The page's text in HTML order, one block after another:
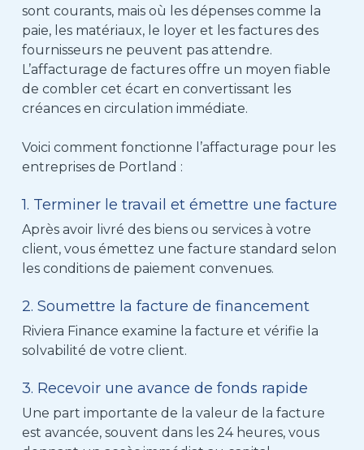
sont courants, mais où les dépenses comme la
paie, les matériaux, le loyer et les factures des
fournisseurs ne peuvent pas attendre.
L’affacturage de factures offre un moyen fiable
de combler cet écart en convertissant les
créances en circulation immédiate.
Voici comment fonctionne l’affacturage pour les
entreprises de Portland :
1. Terminer le travail et émettre une facture
Après avoir livré des biens ou services à votre
client, vous émettez une facture standard selon
les conditions de paiement convenues.
2. Soumettre la facture de financement
Riviera Finance examine la facture et vérifie la
solvabilité de votre client.
3. Recevoir une avance de fonds rapide
Une part importante de la valeur de la facture
est avancée, souvent dans les 24 heures, vous